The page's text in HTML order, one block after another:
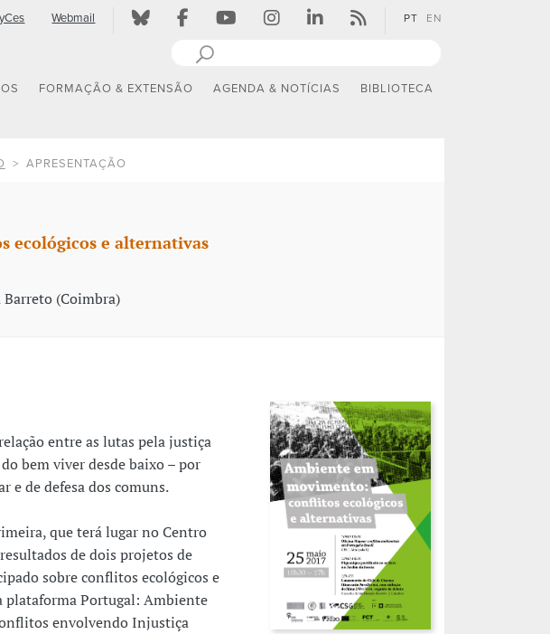
Webmail PT EN
FORMAÇÃO & EXTENSÃO AGENDA & NOTÍCIAS BIBLIOTECA
APRESENTAÇÃO
ecológicos e alternativas
Barreto (Coimbra)
entre as lutas pela justiça
bem viver desde baixo – por
e de defesa dos comuns.
que terá lugar no Centro
de dois projetos de
sobre conflitos ecológicos e
plataforma Portugal: Ambiente
envolvendo Injustiça